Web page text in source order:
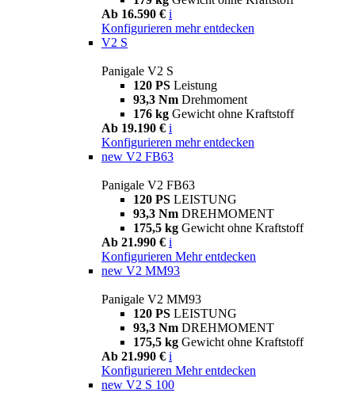
Ab 16.590 € i
Konfigurieren mehr entdecken
V2 S
Panigale V2 S
120 PS Leistung
93,3 Nm Drehmoment
176 kg Gewicht ohne Kraftstoff
Ab 19.190 € i
Konfigurieren mehr entdecken
new V2 FB63
Panigale V2 FB63
120 PS LEISTUNG
93,3 Nm DREHMOMENT
175,5 kg Gewicht ohne Kraftstoff
Ab 21.990 € i
Konfigurieren Mehr entdecken
new V2 MM93
Panigale V2 MM93
120 PS LEISTUNG
93,3 Nm DREHMOMENT
175,5 kg Gewicht ohne Kraftstoff
Ab 21.990 € i
Konfigurieren Mehr entdecken
new V2 S 100